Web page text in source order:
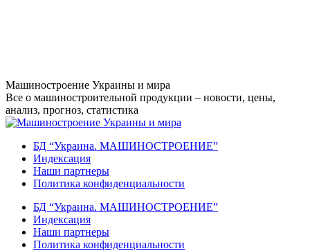
Перейти
к
содержанию
Машиностроение Украины и мира
Все о машиностроительной продукции – новости, цены,
анализ, прогноз, статистика
БД “Украина. МАШИНОСТРОЕНИЕ”
Индекcация
Наши партнеры
Политика конфиденциальности
БД “Украина. МАШИНОСТРОЕНИЕ”
Индекcация
Наши партнеры
Политика конфиденциальности